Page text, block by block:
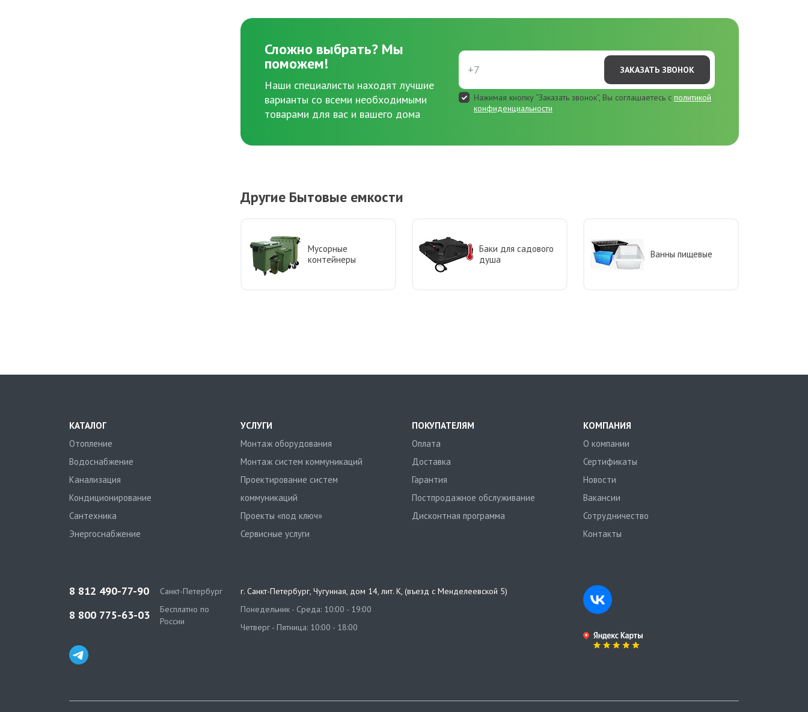
Сложно выбрать? Мы
поможем!
Наши специалисты находят лучшие
варианты со всеми необходимыми
товарами для вас и вашего дома
ЗАКАЗАТЬ ЗВОНОК
Нажимая кнопку “Заказать звонок”, Вы соглашаетесь с политикой
конфиденциальности
Другие Бытовые емкости
Мусорные
контейнеры
Баки для садового
душа
Ванны пищевые
КАТАЛОГ
Отопление
Водоснабжение
Канализация
Кондиционирование
Сантехника
Энергоснабжение
УСЛУГИ
Монтаж оборудования
Монтаж систем коммуникаций
Проектирование систем
коммуникаций
Проекты «под ключ»
Сервисные услуги
ПОКУПАТЕЛЯМ
Оплата
Доставка
Гарантия
Постпродажное обслуживание
Дисконтная программа
КОМПАНИЯ
О компании
Сертификаты
Новости
Вакансии
Сотрудничество
Контакты
8 812 490-77-90 Санкт-Петербург
8 800 775-63-03
Бесплатно по
России
г. Санкт-Петербург, Чугунная, дом 14, лит. К, (въезд с Менделеевской 5)
Понедельник - Среда: 10:00 - 19:00
Четверг - Пятница: 10:00 - 18:00